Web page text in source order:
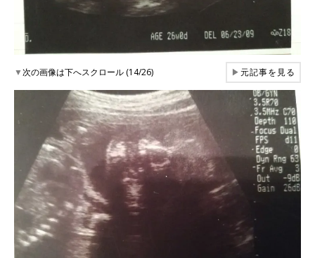
▼次の画像は下へスクロール (14/26) ▶元記事を見る